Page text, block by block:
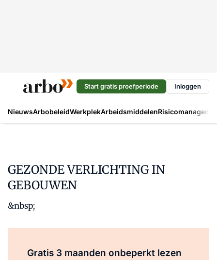
Start gratis proefperiode Inloggen
NieuwsArbobeleidWerkplekArbeidsmiddelen
GEZONDE VERLICHTING IN
GEBOUWEN
&nbsp;
Gratis 3 maanden onbeperkt lezen